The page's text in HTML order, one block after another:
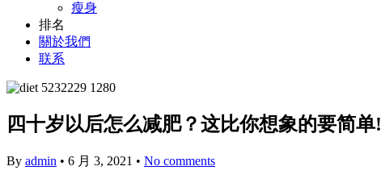
瘦身
排名
關於我們
联系
四十岁以后怎么减肥？这比你想象的要简单!
By admin • 6 月 3, 2021 • No comments